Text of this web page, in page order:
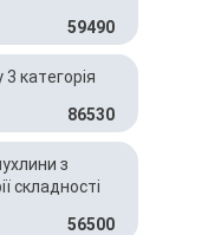
59490
категорія
86530
з
І категорії складності
56500